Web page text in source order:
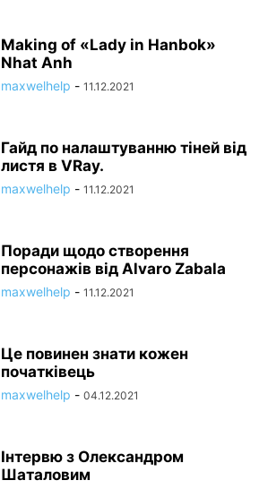
Making of «Lady in Hanbok»
Nhat Anh
maxwelhelp - 11.12.2021
Гайд по налаштуванню тіней від
листя в VRay.
maxwelhelp - 11.12.2021
Поради щодо створення
персонажів від Alvaro Zabala
maxwelhelp - 11.12.2021
Це повинен знати кожен
початківець
maxwelhelp - 04.12.2021
Інтервю з Олександром
Шаталовим